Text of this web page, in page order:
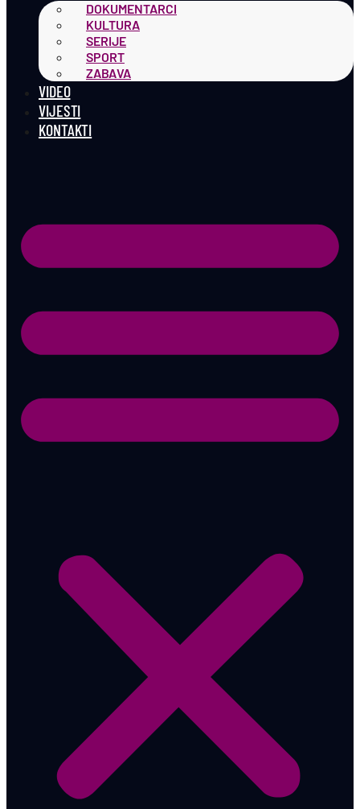
DOKUMENTARCI
KULTURA
SERIJE
SPORT
ZABAVA
VIDEO
VIJESTI
KONTAKTI